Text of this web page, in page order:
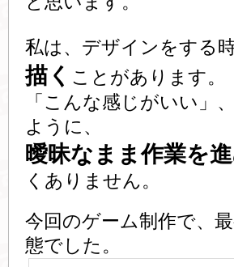
私は、デザインをする
描く ことがあります。
「こんな感じがいい」
ように、
曖昧なまま作業を
くありません。
今回のゲーム制作で、
態でした。